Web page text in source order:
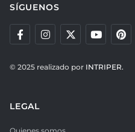
SÍGUENOS
© 2025 realizado por INTRIPER.
LEGAL